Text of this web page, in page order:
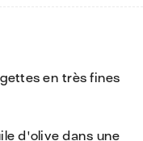
en très fines
d'olive dans une